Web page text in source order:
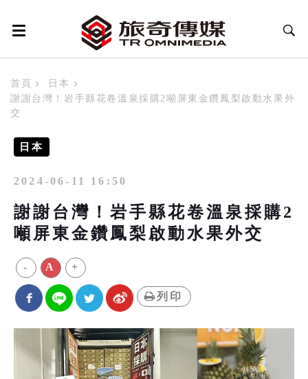
首頁
日本
謝謝台灣！岩手縣花卷溫泉採購2噸屏東金鑽鳳梨啟動水果外
交
日本
2024-06-11 16:50
謝謝台灣！岩手縣花卷溫泉採購2
噸屏東金鑽鳳梨啟動水果外交
- A +
列印